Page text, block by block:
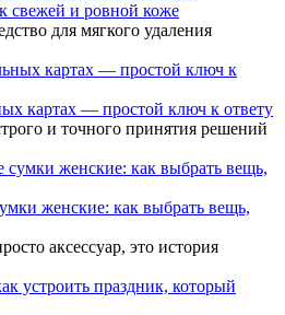
и ровной коже
для мягкого удаления
картах — простой ключ к ответу
и точного принятия решений
женские: как выбрать вещь,
аксессуар, это история